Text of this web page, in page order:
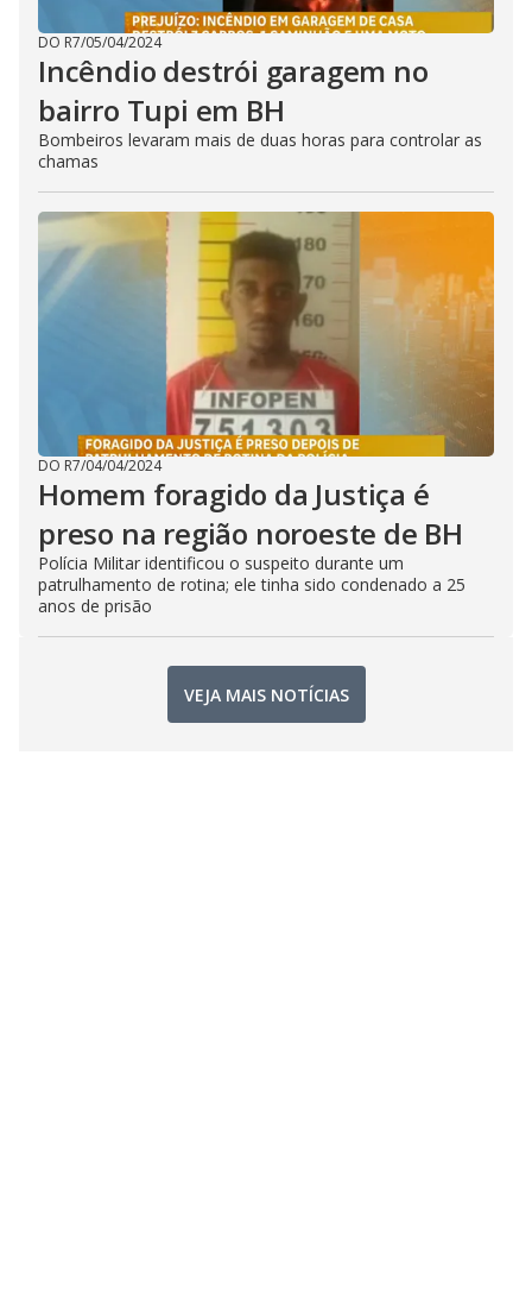
DO R7/05/04/2024
Incêndio destrói garagem no
bairro Tupi em BH
Bombeiros levaram mais de duas horas para controlar as
chamas
DO R7/04/04/2024
Homem foragido da Justiça é
preso na região noroeste de BH
Polícia Militar identificou o suspeito durante um
patrulhamento de rotina; ele tinha sido condenado a 25
anos de prisão
VEJA MAIS NOTÍCIAS